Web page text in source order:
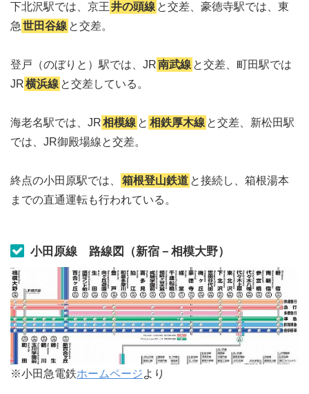
下北沢駅では、京王井の頭線 と交差、豪徳寺駅では、東
急 世田谷線 と交差。
登戸（のぼりと）駅では、JR南武線 と交差、町田駅では
JR横浜線 と交差している。
海老名駅では、JR相模線 と 相鉄厚木線 と交差、新松田駅
では、JR御殿場線と交差。
終点の小田原駅では、 箱根登山鉄道 と接続し、箱根湯本
までの直通運転も行われている。
小田原線 路線図（新宿－相模大野）
※小田急電鉄ホームページより